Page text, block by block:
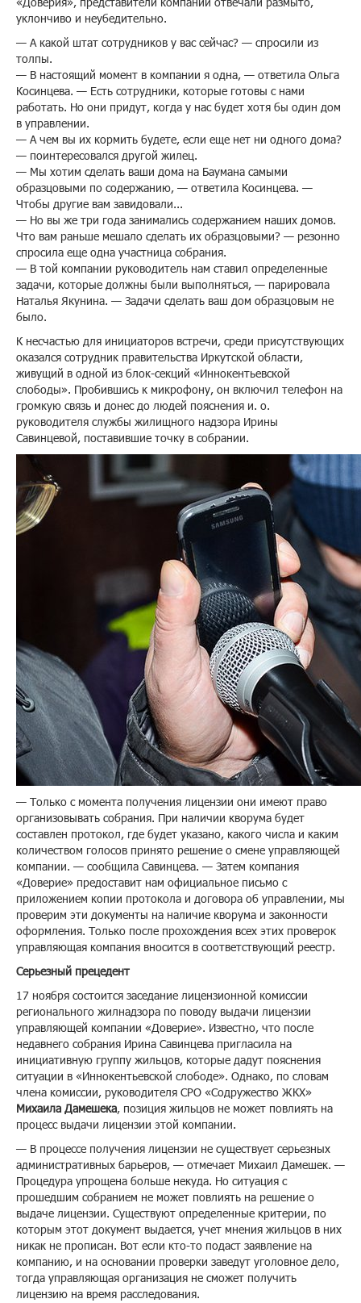
уклончиво и неубедительно.
— А какой штат сотрудников у вас сейчас? — спросили из
толпы.
— В настоящий момент в компании я одна, — ответила Ольга
Косинцева. — Есть сотрудники, которые готовы с нами
работать. Но они придут, когда у нас будет хотя бы один дом
в управлении.
— А чем вы их кормить будете, если еще нет ни одного дома?
— поинтересовался другой жилец.
— Мы хотим сделать ваши дома на Баумана самыми
образцовыми по содержанию, — ответила Косинцева. —
Чтобы другие вам завидовали...
— Но вы же три года занимались содержанием наших домов.
Что вам раньше мешало сделать их образцовыми? — резонно
спросила еще одна участница собрания.
— В той компании руководитель нам ставил определенные
задачи, которые должны были выполняться, — парировала
Наталья Якунина. — Задачи сделать ваш дом образцовым не
было.
К несчастью для инициаторов встречи, среди присутствующих
оказался сотрудник правительства Иркутской области,
живущий в одной из блок-секций «Иннокентьевской
слободы». Пробившись к микрофону, он включил телефон на
громкую связь и донес до людей пояснения и. о.
руководителя службы жилищного надзора Ирины
Савинцевой, поставившие точку в собрании.
— Только с момента получения лицензии они имеют право
организовывать собрания. При наличии кворума будет
составлен протокол, где будет указано, какого числа и каким
количеством голосов принято решение о смене управляющей
компании. — сообщила Савинцева. — Затем компания
«Доверие» предоставит нам официальное письмо с
приложением копии протокола и договора об управлении, мы
проверим эти документы на наличие кворума и законности
оформления. Только после прохождения всех этих проверок
управляющая компания вносится в соответствующий реестр.
Серьезный прецедент
17 ноября состоится заседание лицензионной комиссии
регионального жилнадзора по поводу выдачи лицензии
управляющей компании «Доверие». Известно, что после
недавнего собрания Ирина Савинцева пригласила на
инициативную группу жильцов, которые дадут пояснения
ситуации в «Иннокентьевской слободе». Однако, по словам
члена комиссии, руководителя СРО «Содружество ЖКХ»
Михаила Дамешека, позиция жильцов не может повлиять на
процесс выдачи лицензии этой компании.
— В процессе получения лицензии не существует серьезных
административных барьеров, — отмечает Михаил Дамешек. —
Процедура упрощена больше некуда. Но ситуация с
прошедшим собранием не может повлиять на решение о
выдаче лицензии. Существуют определенные критерии, по
которым этот документ выдается, учет мнения жильцов в них
никак не прописан. Вот если кто-то подаст заявление на
компанию, и на основании проверки заведут уголовное дело,
тогда управляющая организация не сможет получить
лицензию на время расследования.